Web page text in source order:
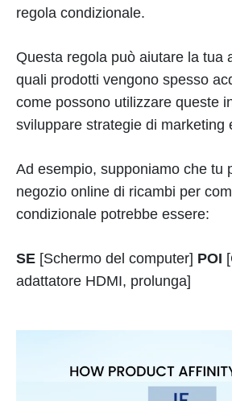
regola condizionale.
Questa regola può aiutare la tua
quali prodotti vengono spesso
come possono utilizzare queste
sviluppare strategie di marketing
Ad esempio, supponiamo che tu
negozio online di ricambi per
condizionale potrebbe essere:
SE [Schermo del computer] POI
adattatore HDMI, prolunga]